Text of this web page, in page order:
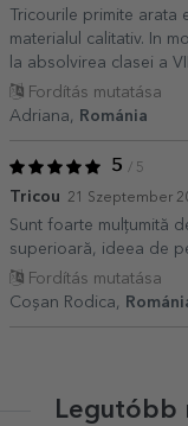
Tricourile primite
materialul calitativ. In
la absolvirea clasei a
Fordítás mutatása
Adriana,
Románia
5 / 5
Tricou 21 Szeptember
Sunt foarte mulțumită
superioară, ideea de
Fordítás mutatása
Coșan Rodica,
Legutóbb